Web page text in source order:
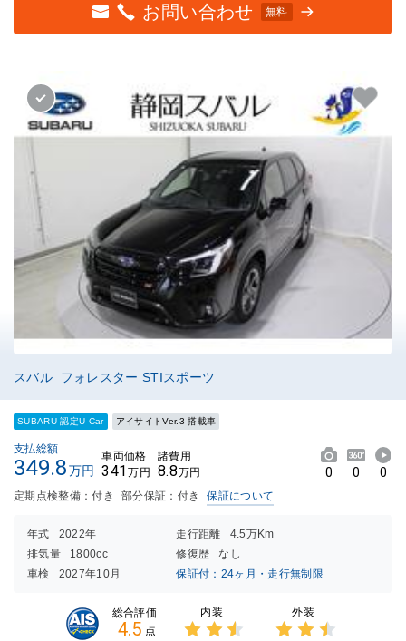
お問い合わせ 無料
スバル フォレスター STIスポーツ
SUBARU 認定U-Car アイサイトVer.3 搭載車
支払総額
349.8万円
車両価格
341 万円
諸費用
8.8万円 0 0 0
定期点検整備：付き 部分保証：付き 保証について
年式 2022年 走行距離
4.5万Km
排気量
1800cc 修復歴
なし
車検
2027年10月 保証付：24ヶ月・走行無制限
総合評価
4.5 点
内装 外装